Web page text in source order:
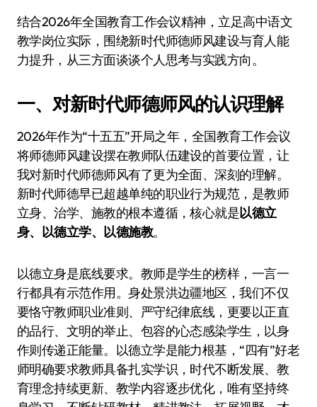
结合2026年全国教育工作会议精神，立足高中语文
教学岗位实际，围绕新时代师德师风建设与育人能
力提升，从三方面谈谈个人思考与实践方向。
一、对新时代师德师风的认识理解
2026年作为“十五五”开局之年，全国教育工作会议
将师德师风建设摆在教师队伍建设的首要位置，让
我对新时代师德师风有了更为全面、深刻的理解。
新时代师德早已超越单纯的职业行为规范，是教师
立身、治学、施教的根本遵循，核心就是以德立
身、以德立学、以德施教。
以德立身是底线要求。教师是学生的榜样，一言一
行都具有示范作用。身处景洪边疆地区，我们不仅
要恪守教师职业准则、严守纪律底线，更要以正直
的品行、文明的举止、包容的心态感染学生，以身
作则传递正能量。以德立学是能力根基，“四有”好老
师明确要求教师具备扎实学识，时代不断发展、教
育理念持续更新、教学内容逐步优化，唯有坚持终